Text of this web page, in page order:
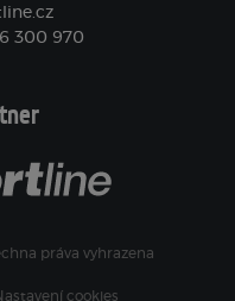
300 970
práva vyhrazena
cookies